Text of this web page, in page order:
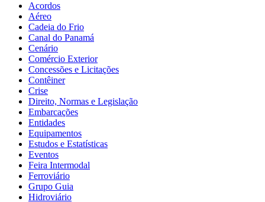
Acordos
Aéreo
Cadeia do Frio
Canal do Panamá
Cenário
Comércio Exterior
Concessões e Licitações
Contêiner
Crise
Direito, Normas e Legislação
Embarcações
Entidades
Equipamentos
Estudos e Estatísticas
Eventos
Feira Intermodal
Ferroviário
Grupo Guia
Hidroviário